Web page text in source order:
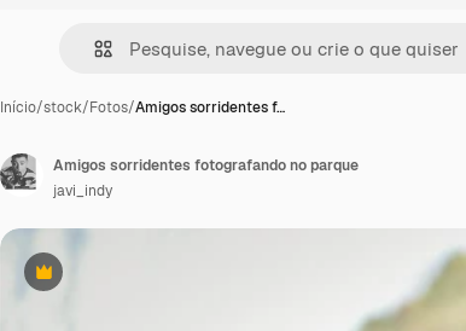
Início/stock/Fotos/Amigos sorridentes f…
Premium
Amigos sorridentes fotografando no parque
javi_indy